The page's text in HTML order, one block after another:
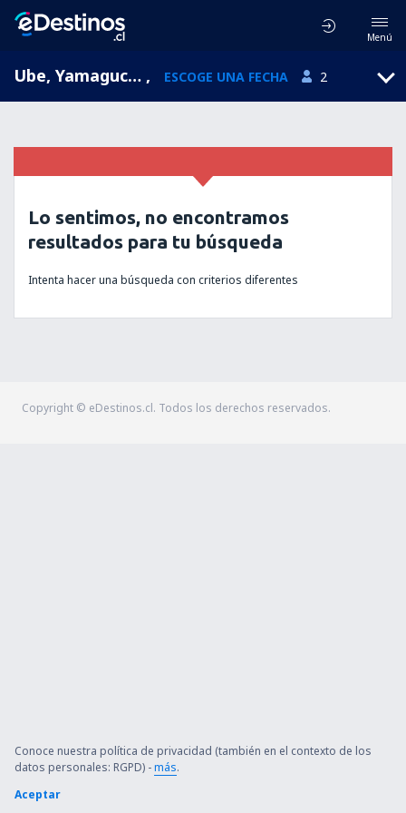
Menú
Ube, Yamaguchi Ube Airport, Yamaguchi, Japón (UBJ) , ESCOGE UNA FECHA 2
Lo sentimos, no encontramos
resultados para tu búsqueda
Intenta hacer una búsqueda con criterios diferentes
Copyright © eDestinos.cl. Todos los derechos reservados.
Conoce nuestra política de privacidad (también en el contexto de los
datos personales: RGPD) -más.
Aceptar